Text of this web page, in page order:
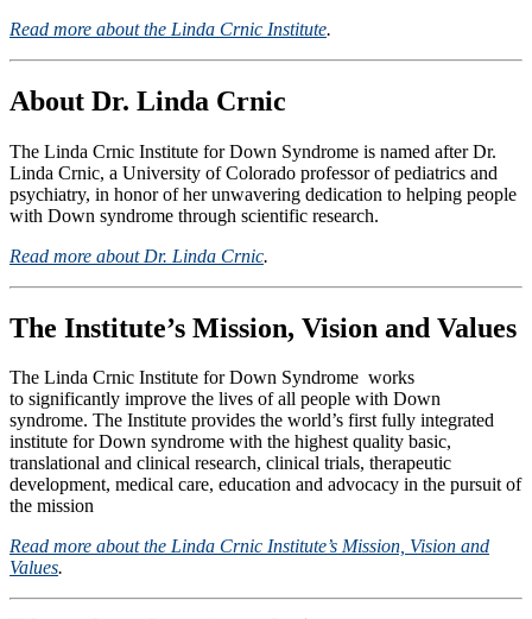
Read more about the Linda Crnic Institute.
About Dr. Linda Crnic
The Linda Crnic Institute for Down Syndrome is named after Dr.
Linda Crnic, a University of Colorado professor of pediatrics and
psychiatry, in honor of her unwavering dedication to helping people
with Down syndrome through scientific research.
Read more about Dr. Linda Crnic.
The Institute’s Mission, Vision and Values
The Linda Crnic Institute for Down Syndrome works
to significantly improve the lives of all people with Down
syndrome. The Institute provides the world’s first fully integrated
institute for Down syndrome with the highest quality basic,
translational and clinical research, clinical trials, therapeutic
development, medical care, education and advocacy in the pursuit of
the mission
Read more about the Linda Crnic Institute’s Mission, Vision and
Values.